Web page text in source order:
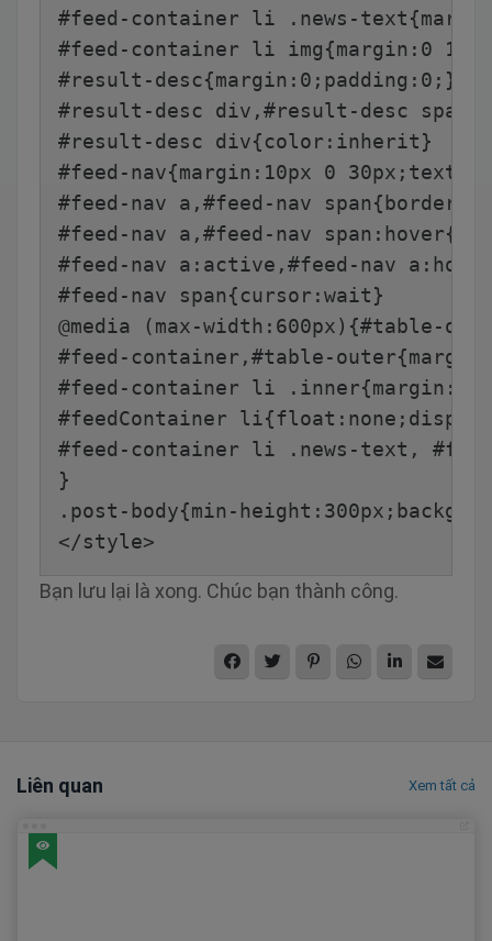
#feed-container li .news-
#feed-container li img{margin:0
#result-desc{margin:0;padding:0;}
#result-desc div,#result-desc
#result-desc div{color:inherit}
#feed-nav{margin:10px 0
#feed-nav a,#feed-nav
#feed-nav a,#feed-nav
#feed-nav a:active,#feed-nav
#feed-nav span{cursor:wait}
@media (max-width:600px){#table-
#feed-container,#table-
#feed-container li
#feedContainer
#feed-container li .news-text,
}
.post-body{min-
</style>
Bạn lưu lại là xong. Chúc bạn thành công.
Liên quan Xem tất cả